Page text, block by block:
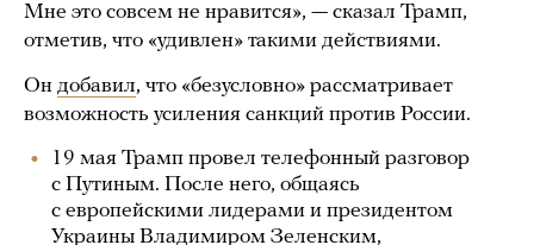
Мне это совсем не нравится», — сказал Трамп,
отметив, что «удивлен» такими действиями.
Он добавил, что «безусловно» рассматривает
возможность усиления санкций против России.
19 мая Трамп провел телефонный разговор
с Путиным. После него, общаясь
с европейскими лидерами и президентом
Украины Владимиром Зеленским,